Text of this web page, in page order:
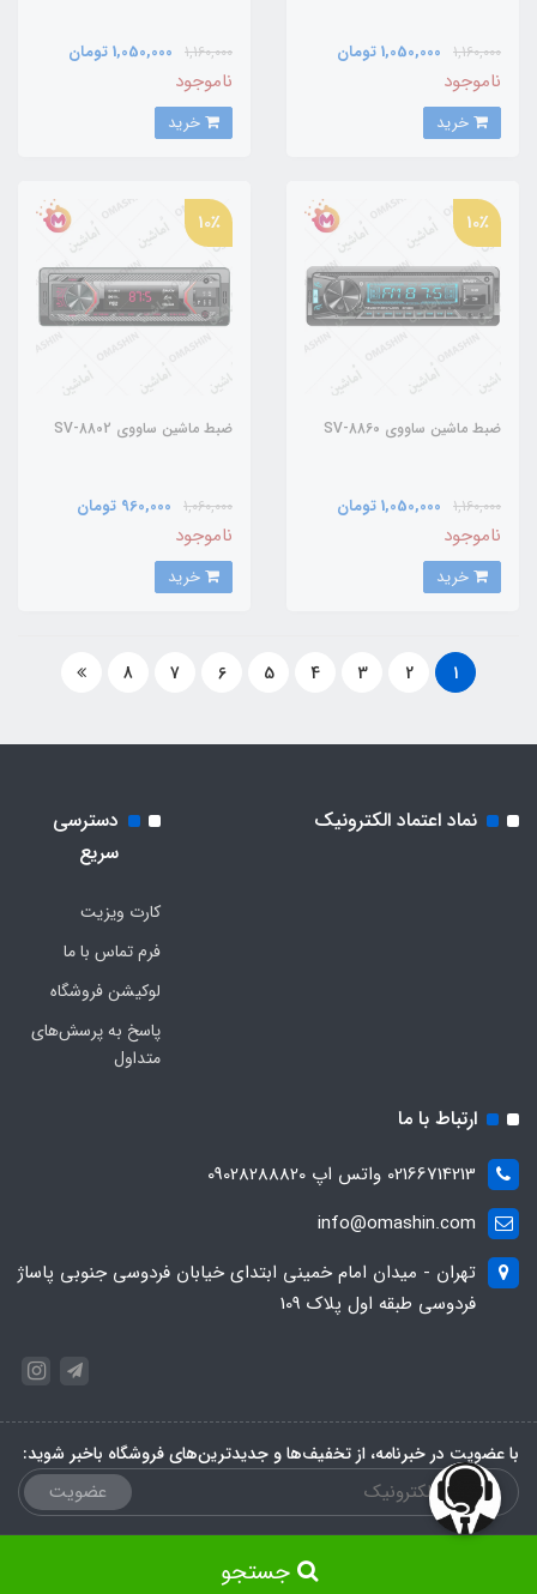
1,160,000 1,050,000 تومان
ناموجود
1,160,000 1,050,000 تومان
ناموجود
ضبط ماشین ساووی SV-8860
10٪
1,160,000 1,050,000 تومان
ناموجود
ضبط ماشین ساووی SV-8802
10٪
1,060,000 960,000 تومان
ناموجود
1
2
3
4
5
6
7
8
جستجو
نماد اعتماد الکترونیک
دسترسی
سریع
کارت ویزیت
فرم تماس با ما
لوکیشن فروشگاه
پاسخ به پرسش‌های
متداول
ارتباط با ما
02166714213 واتس اپ 09028288820
info@omashin.com
تهران - میدان امام خمینی ابتدای خیابان فردوسی جنوبی پاساژ
فردوسی طبقه اول پلاک 109
با عضویت در خبرنامه، از تخفیف‌ها و جدیدترین‌های فروشگاه باخبر شوید:
عضویت
سایت‌ساز بساز